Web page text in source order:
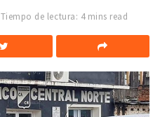
Tiempo de lectura: 4 mins read